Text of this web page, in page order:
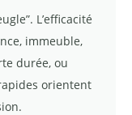
L’efficacité
immeuble,
durée, ou
orientent